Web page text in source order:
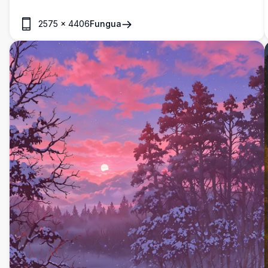
2575 × 4406Fungua